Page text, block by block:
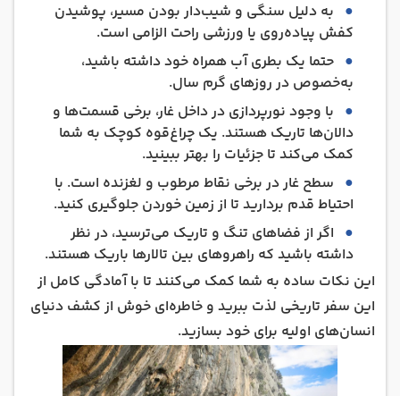
به دلیل سنگی و شیب‌دار بودن مسیر، پوشیدن
کفش پیاده‌روی یا ورزشی راحت الزامی است.
حتما یک بطری آب همراه خود داشته باشید،
به‌خصوص در روزهای گرم سال.
با وجود نورپردازی در داخل غار، برخی قسمت‌ها و
دالان‌ها تاریک هستند. یک چراغ‌قوه کوچک به شما
کمک می‌کند تا جزئیات را بهتر ببینید.
سطح غار در برخی نقاط مرطوب و لغزنده است. با
احتیاط قدم بردارید تا از زمین خوردن جلوگیری کنید.
اگر از فضاهای تنگ و تاریک می‌ترسید، در نظر
داشته باشید که راهروهای بین تالارها باریک هستند.
این نکات ساده به شما کمک می‌کنند تا با آمادگی کامل از
این سفر تاریخی لذت ببرید و خاطره‌ای خوش از کشف دنیای
انسان‌های اولیه برای خود بسازید.